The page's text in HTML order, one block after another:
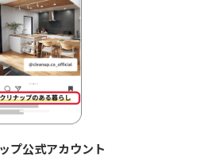
プ公式アカウント